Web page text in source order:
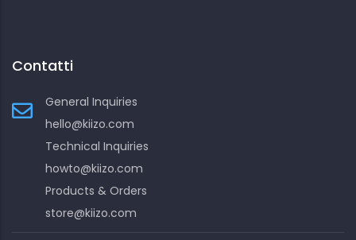
Contatti
General Inquiries
hello@kiizo.com
Technical Inquiries
howto@kiizo.com
Products & Orders
store@kiizo.com